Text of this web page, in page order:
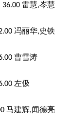
36.00 雷慧,岑慧
冯丽华,史铁
曹雪涛
左伋
马建辉,闻德亮